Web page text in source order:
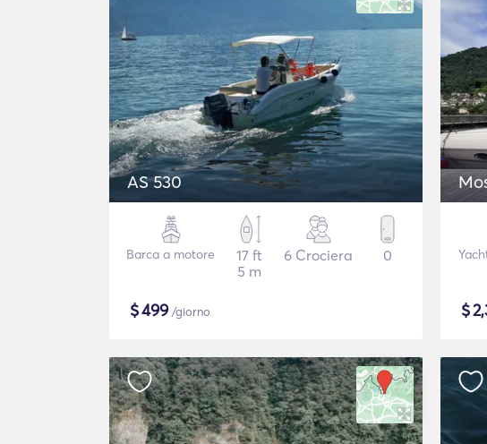
AS 530
Barca a motore
17 ft
5 m
6 Crociera 0
$499/giorno $